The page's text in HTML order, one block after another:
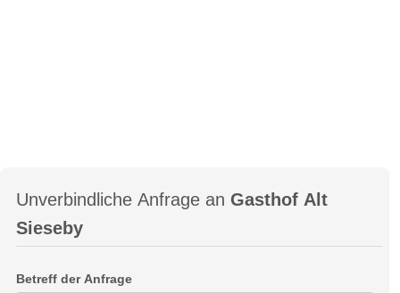
Unverbindliche Anfrage an Gasthof Alt
Sieseby
Betreff der Anfrage